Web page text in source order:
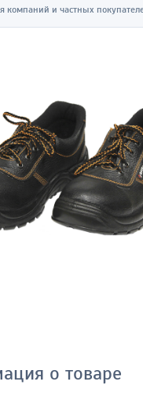
компаний и частных
о товаре